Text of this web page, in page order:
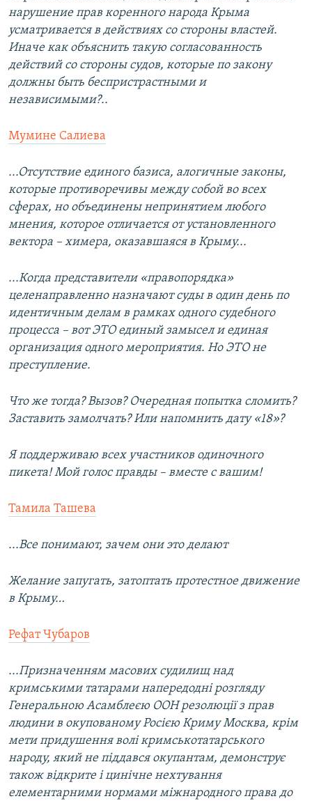
нарушение прав коренного народа Крыма
усматривается в действиях со стороны властей.
Иначе как объяснить такую согласованность
действий со стороны судов, которые по закону
должны быть беспристрастными и
независимыми?..
Мумине Салиева
...Отсутствие единого базиса, алогичные законы,
которые противоречивы между собой во всех
сферах, но объединены непринятием любого
мнения, которое отличается от установленного
вектора – химера, оказавшаяся в Крыму...
...Когда представители «правопорядка»
целенаправленно назначают суды в один день по
идентичным делам в рамках одного судебного
процесса – вот ЭТО единый замысел и единая
организация одного мероприятия. Но ЭТО не
преступление.
Что же тогда? Вызов? Очередная попытка сломить?
Заставить замолчать? Или напомнить дату «18»?
Я поддерживаю всех участников одиночного
пикета! Мой голос правды – вместе с вашим!
Тамила Ташева
...Все понимают, зачем они это делают
Желание запугать, затоптать протестное движение
в Крыму…
Рефат Чубаров
...Призначенням масових судилищ над
кримськими татарами напередодні розгляду
Генеральною Асамблеєю ООН резолюції з прав
людини в окупованому Росією Криму Москва, крім
мети придушення волі кримськотатарського
народу, який не піддався окупантам, демонструє
також відкрите і цинічне нехтування
елементарними нормами міжнародного права до